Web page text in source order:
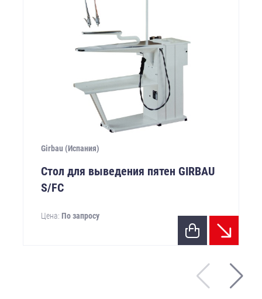
Girbau (Испания)
Стол для выведения пятен GIRBAU
S/FС
Цена: По запросу